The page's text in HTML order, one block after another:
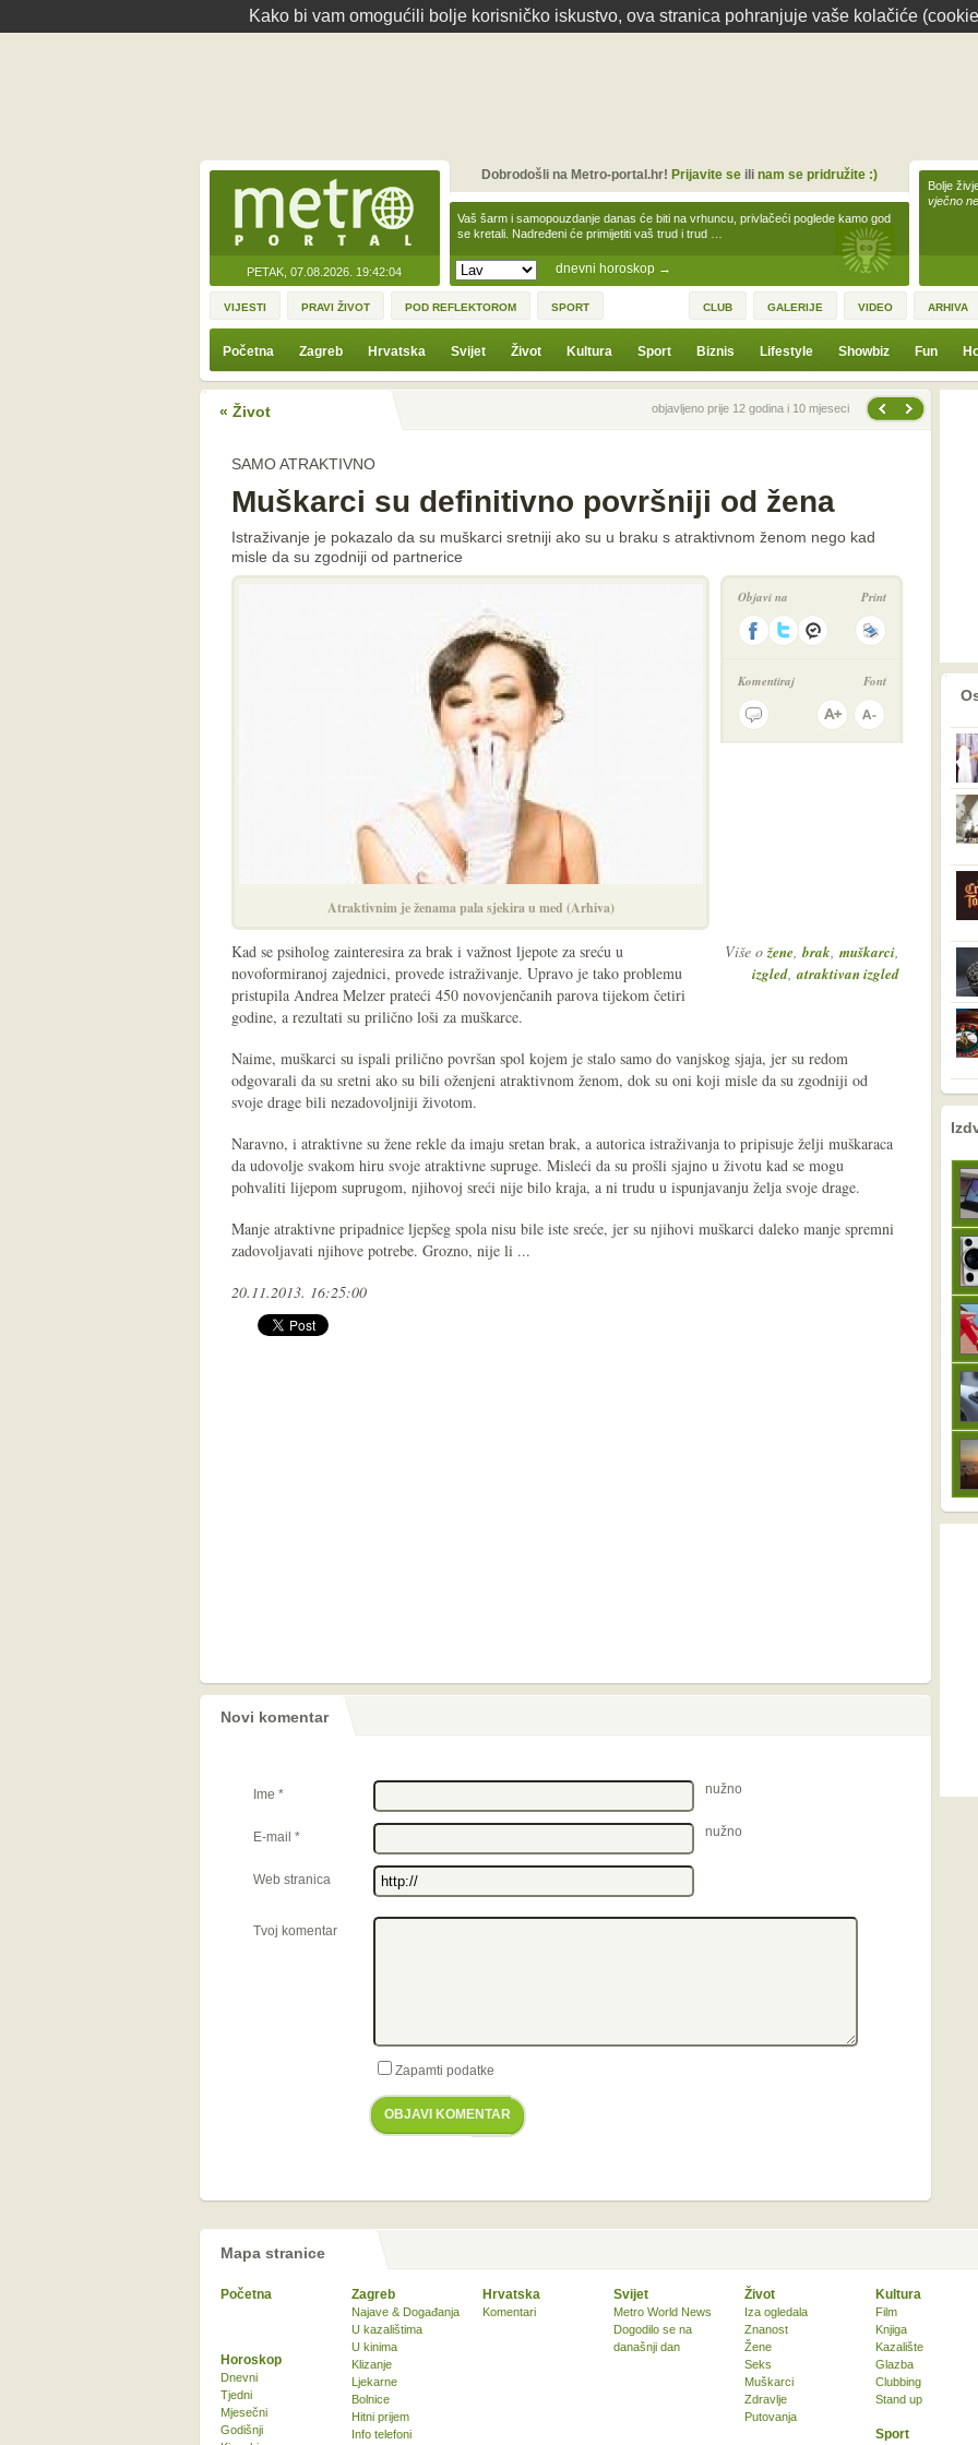
Kako bi vam omogućili bolje korisničko iskustvo, ova stranica pohranjuje vaše kolačiće
PETAK, 07.08.2026. 19:42:04 dnevni horoskop →
Vaš šarm i samopouzdanje danas će biti na vrhuncu, privlačeći poglede kamo god
se kretali. Nadređeni će primijetiti vaš trud i trud …
Dobrodošli na Metro-portal.hr! Prijavite seili nam se pridružite :)
Bolje
vječno
VIJESTI PRAVI ŽIVOT POD REFLEKTOROM SPORT CLUB GALERIJE VIDEO ARHIVA
Početna Zagreb Hrvatska Svijet Život Kultura Sport Biznis Lifestyle Showbiz Fun
« Život Prethodna vijestobjavljeno prije 12 godina i 10 mjeseci
SAMO ATRAKTIVNO
Muškarci su definitivno površniji od žena
Istraživanje je pokazalo da su muškarci sretniji ako su u braku s atraktivnom ženom nego kad
misle da su zgodniji od partnerice
Atraktivnim je ženama pala sjekira u med (Arhiva)
Objavi na Print
Komentiraj Font
Više ožene, brak, muškarci,
izgled,atraktivan izgled
Kad se psiholog zainteresira za brak i važnost ljepote za sreću u
novoformiranoj zajednici, provede istraživanje. Upravo je tako problemu
pristupila Andrea Melzer prateći 450 novovjenčanih parova tijekom četiri
godine, a rezultati su prilično loši za muškarce.
Naime, muškarci su ispali prilično površan spol kojem je stalo samo do vanjskog sjaja, jer su redom
odgovarali da su sretni ako su bili oženjeni atraktivnom ženom, dok su oni koji misle da su zgodniji od
svoje drage bili nezadovoljniji životom.
Naravno, i atraktivne su žene rekle da imaju sretan brak, a autorica istraživanja to pripisuje želji muškaraca
da udovolje svakom hiru svoje atraktivne supruge. Misleći da su prošli sjajno u životu kad se mogu
pohvaliti lijepom suprugom, njihovoj sreći nije bilo kraja, a ni trudu u ispunjavanju želja svoje drage.
Manje atraktivne pripadnice ljepšeg spola nisu bile iste sreće, jer su njihovi muškarci daleko manje spremni
zadovoljavati njihove potrebe. Grozno, nije li ...
20.11.2013. 16:25:00
Novi komentar
Ime * nužno
E-mail * nužno
Web stranica
Tvoj komentar
Zapamti podatke
OBJAVI KOMENTAR
prethodno
nema prethodne
sljedeće
Mapa stranice
Početna Zagreb
Najave & Događanja
U kazalištima
U kinima
Klizanje
Ljekarne
Bolnice
Hitni prijem
Info telefoni
Hrvatska
Komentari
Svijet
Metro World News
Dogodilo se na
današnji dan
Život
Iza ogledala
Znanost
Žene
Seks
Muškarci
Zdravlje
Putovanja
Kultura
Film
Knjiga
Kazalište
Glazba
Clubbing
Stand up
Sport
Horoskop
Dnevni
Tjedni
Mjesečni
Godišnji